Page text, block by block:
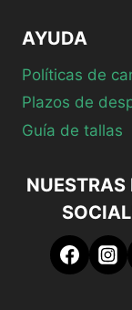
AYUDA
Políticas de
Plazos de
Guía de tallas
NUESTRAS